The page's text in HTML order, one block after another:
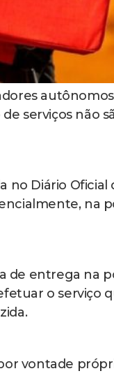
serviços não
no Diário Oficial
na
de entrega na
o serviço
vontade